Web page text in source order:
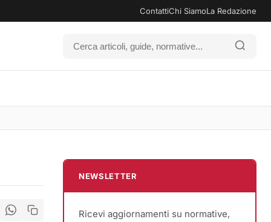
ContattiChi SiamoLa Redazione
NEWSLETTER
Ricevi aggiornamenti su normative,